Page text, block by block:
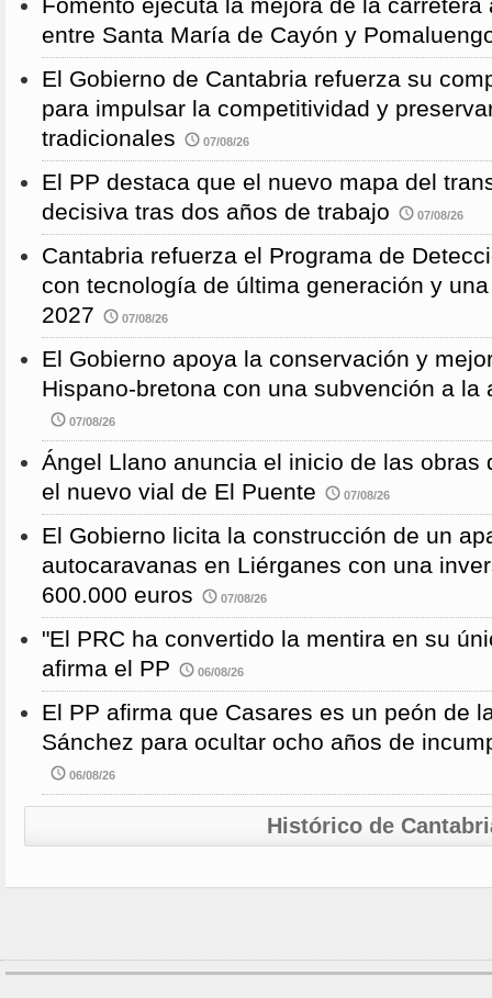
Fomento ejecuta la mejora de la
entre Santa María de Cayón y
El Gobierno de Cantabria refuerza su
para impulsar la competitividad y
tradicionales
07/08/26
El PP destaca que el nuevo mapa del
decisiva tras dos años de trabajo
07/08/26
Cantabria refuerza el Programa de
con tecnología de última generación y
2027
07/08/26
El Gobierno apoya la conservación y
Hispano-bretona con una subvención a la
07/08/26
Ángel Llano anuncia el inicio de las obras
el nuevo vial de El Puente
07/08/26
El Gobierno licita la construcción de un
autocaravanas en Liérganes con una
600.000 euros
07/08/26
"El PRC ha convertido la mentira en su
afirma el PP
06/08/26
El PP afirma que Casares es un peón de
Sánchez para ocultar ocho años de
06/08/26
Histórico de